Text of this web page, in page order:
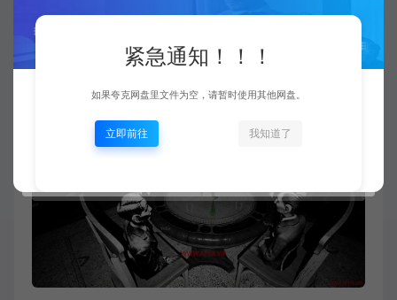
紧急通知！！！
如果夸克网盘里文件为空，请暂时使用其他网盘。
立即前往 我知道了